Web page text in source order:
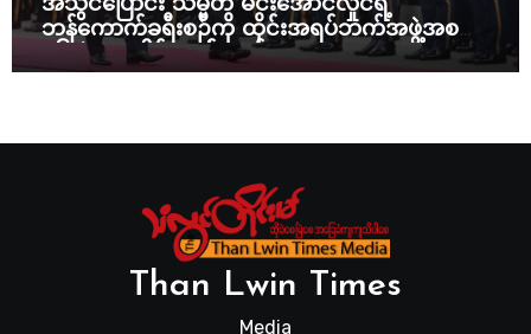
အသွင်ပြောင်း သမ္မတ မင်းအောင်လှိုင်ရဲ့
ဘန်ကောက်ခရီးစဉ်ကို ထိုင်းအရပ်ဘက်အဖွဲ့အစည်း
၁၆ ဖွဲ့ ပူးပေါင်း ကန့်ကွက်
Than Lwin Times
Media